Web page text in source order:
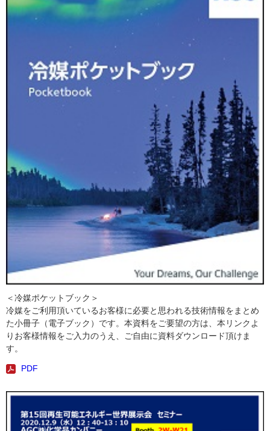
＜冷媒ポケットブック＞
冷媒をご利用頂いているお客様に必要と思われる技術情報をまとめ
た小冊子（電子ブック）です。本資料をご要望の方は、本リンクよ
りお客様情報をご入力のうえ、ご自由に資料ダウンロード頂けま
す。
PDF